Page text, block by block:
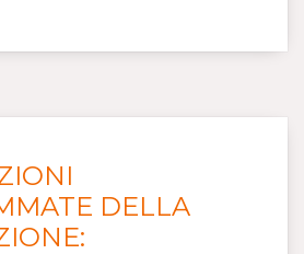
DELLA